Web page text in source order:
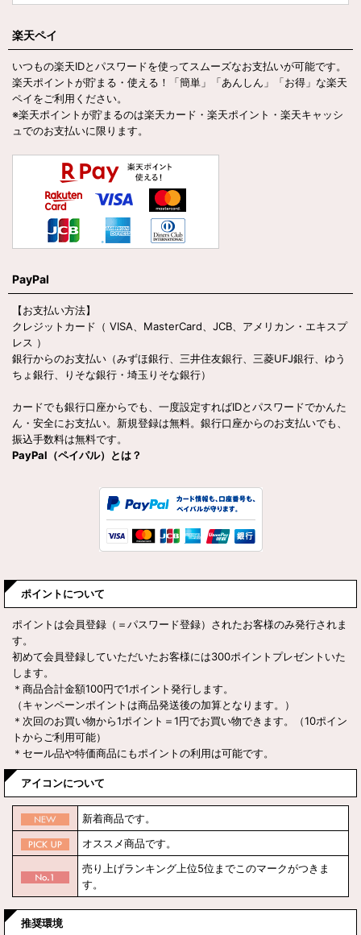
楽天ペイ
いつもの楽天IDとパスワードを使ってスムーズなお支払いが可能です。
楽天ポイントが貯まる・使える！「簡単」「あんしん」「お得」な楽天
ペイをご利用ください。
※楽天ポイントが貯まるのは楽天カード・楽天ポイント・楽天キャッシ
ュでのお支払いに限ります。
PayPal
【お支払い方法】
クレジットカード（ VISA、MasterCard、JCB、アメリカン・エキスプ
レス ）
銀行からのお支払い（みずほ銀行、三井住友銀行、三菱UFJ銀行、ゆう
ちょ銀行、りそな銀行・埼玉りそな銀行）
カードでも銀行口座からでも、一度設定すればIDとパスワードでかんた
ん・安全にお支払い。新規登録は無料。銀行口座からのお支払いでも、
振込手数料は無料です。
PayPal（ペイパル）とは？
ポイントについて
ポイントは会員登録（＝パスワード登録）されたお客様のみ発行されま
す。
初めて会員登録していただいたお客様には300ポイントプレゼントいた
します。
＊商品合計金額100円で1ポイント発行します。
（キャンペーンポイントは商品発送後の加算となります。）
＊次回のお買い物から1ポイント＝1円でお買い物できます。（10ポイン
トからご利用可能）
＊セール品や特価商品にもポイントの利用は可能です。
アイコンについて
新着商品です。
オススメ商品です。
売り上げランキング上位5位までこのマークがつきま
す。
推奨環境